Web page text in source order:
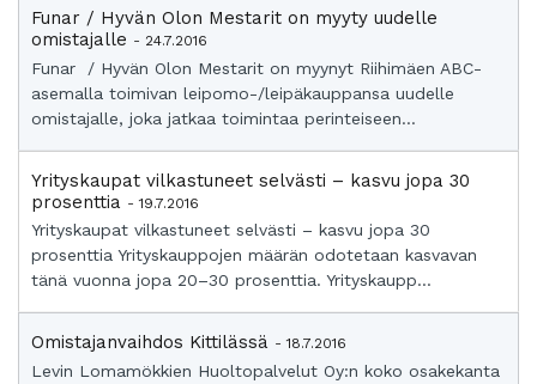
Funar / Hyvän Olon Mestarit on myyty uudelle
omistajalle - 24.7.2016
Funar / Hyvän Olon Mestarit on myynyt Riihimäen ABC-
asemalla toimivan leipomo-/leipäkauppansa uudelle
omistajalle, joka jatkaa toimintaa perinteiseen...
Yrityskaupat vilkastuneet selvästi – kasvu jopa 30
prosenttia - 19.7.2016
Yrityskaupat vilkastuneet selvästi – kasvu jopa 30
prosenttia Yrityskauppojen määrän odotetaan kasvavan
tänä vuonna jopa 20–30 prosenttia. Yrityskaupp...
Omistajanvaihdos Kittilässä - 18.7.2016
Levin Lomamökkien Huoltopalvelut Oy:n koko osakekanta